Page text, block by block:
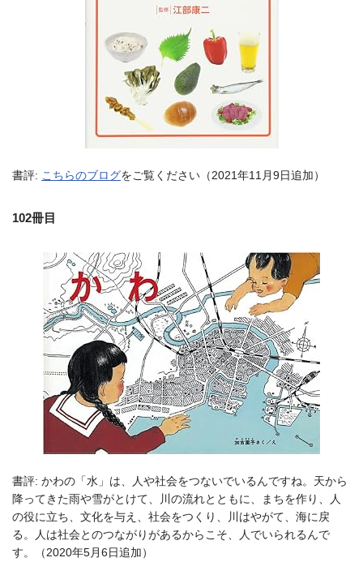
書評: こちらのブログをご覧ください（2021年11月9日追加）
102冊目
書評: かわの「水」は、人や社会をつないでいるんですね。天から
降ってきた雨や雪がとけて、川の流れとともに、まちを作り、人
の役に立ち、文化を与え、社会をつくり、川はやがて、海に戻
る。人は社会とのつながりがあるからこそ、人でいられるんで
す。（2020年5月6日追加）